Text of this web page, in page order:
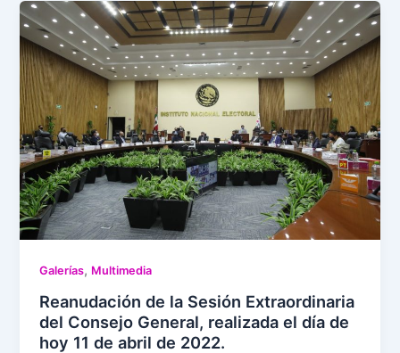
Galerías, Multimedia
Reanudación de la Sesión Extraordinaria
del Consejo General, realizada el día de
hoy 11 de abril de 2022.